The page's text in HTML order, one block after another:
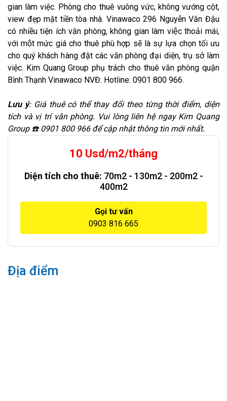
gian làm việc. Phòng cho thuê vuông vức, không vướng cột,
view đẹp mặt tiền tòa nhà. Vinawaco 296 Nguyễn Văn Đậu
có nhiều tiện ích văn phòng, không gian làm việc thoải mái,
với một mức giá cho thuê phù hợp sẽ là sự lựa chọn tối ưu
cho quý khách hàng đặt các văn phòng đại diện, trụ sở làm
việc. Kim Quang Group phụ trách cho thuê văn phòng quận
Bình Thạnh Vinawaco NVĐ. Hotline: 0901 800 966.
Lưu ý: Giá thuê có thể thay đổi theo từng thời điểm, diện
tích và vị trí văn phòng. Vui lòng liên hệ ngay Kim Quang
Group ☎️ 0901 800 966 để cập nhật thông tin mới nhất.
10 Usd/m2/tháng
Diện tích cho thuê: 70m2 - 130m2 - 200m2 -
400m2
Gọi tư vấn
0903 816 665
Địa điểm